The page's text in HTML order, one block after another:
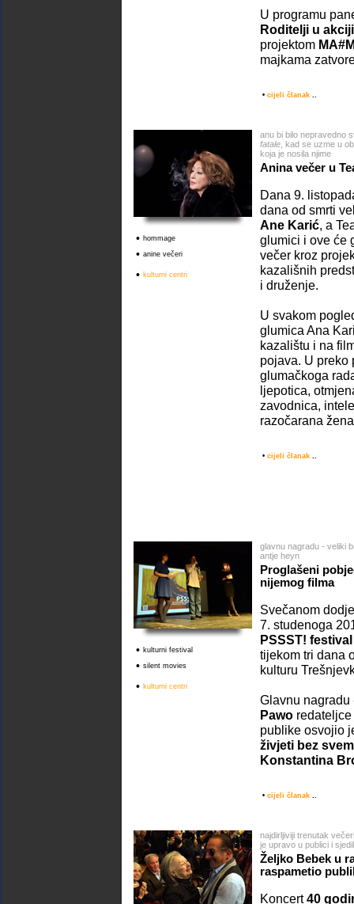
U programu
Roditelji u akciji
projektom
majkama
• cijeli članak ..
• hommage
• anine večeri
• kulturni centri
anu bi bilo nepravedno
fatale , kad se uzme u
koja je nosila njime
Anina večer u
Dana 9.
dana od smrti
Ane Karić, a
glumici i ove će
večer kroz
kazališnih
i druženje.
U svakom
glumica Ana
kazalištu i na
pojava. U preko
glumačkoga
ljepotica,
zavodnica,
razočarana
• cijeli članak ..
• kulturni festival
• silent movies
• kulturni centri
glavnu nagradu - veliki
antje heyn
Proglašeni
nijemog filma
Svečanom
7. studenoga
PSSST!
tijekom tri dana
kulturu
Glavnu
Pawo redateljce
publike osvojio
živjeti bez
Konstantina
• cijeli članak ..
najdirljiviji trenutak
je upravo u publici i
Željko Bebek u
raspametio
Koncert40